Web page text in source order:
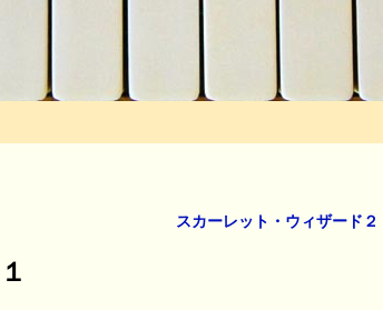
スカーレット・ウィザード２